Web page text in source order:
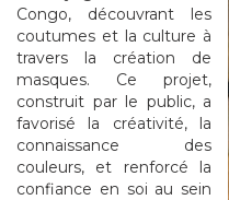
Congo, découvrant les
coutumes et la culture à
travers la création de
masques. Ce projet,
construit par le public, a
favorisé la créativité, la
connaissance des
couleurs, et renforcé la
confiance en soi au sein